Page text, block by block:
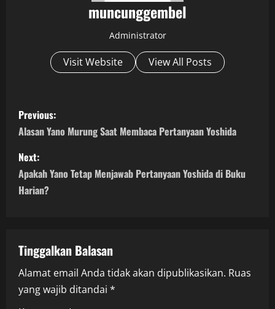
muncunggembel
Administrator
Visit Website View All Posts
P
o
s
t
a
v
i
Previous:
Alasan Yano Murung Saat Membaca Pertanyaan Yoshida
Next:
Apakah Yano Tetap Menjawab Pertanyaan Yoshida di Buku
Harian?
Tinggalkan Balasan
Alamat email Anda tidak akan dipublikasikan. Ruas
yang wajib ditandai *